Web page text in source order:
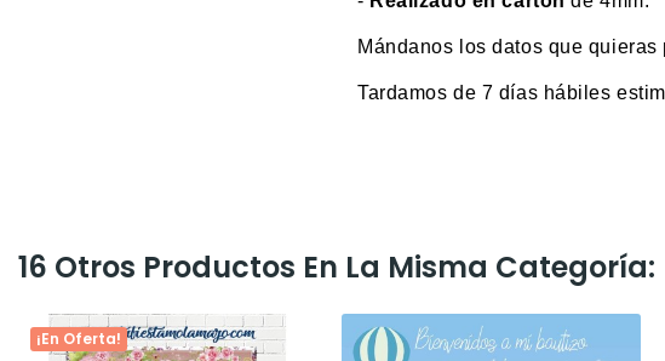
Mándanos los datos que
Tardamos de 7 días hábiles
16 Otros Productos En La Misma Categoría:
¡En Oferta!